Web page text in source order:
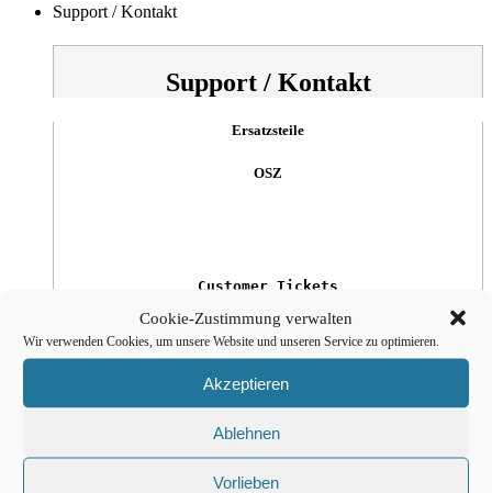
Cookie-Zustimmung verwalten
Wir verwenden Cookies, um unsere Website und unseren Service zu optimieren.
Akzeptieren
Ablehnen
Vorlieben
Support / Kontakt
Support / Kontakt
Ersatzsteile
OSZ
Customer Tickets
Bedienungsanleitung